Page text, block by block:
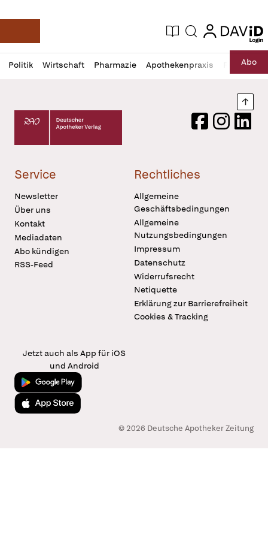
Deutsche Apotheker Zeitung
Aktuelle Ausgabe
Suche login
login
Politik Wirtschaft Pharmazie Apothekenpraxis RechtAbo
Profil
öffnen
Daz
Pur
Deutscher Apotheker Verlag Logo
FacebookInstagram
Service
Newsletter
Über uns
Kontakt
Mediadaten
Abo kündigen
RSS-Feed
Rechtliches
Allgemeine
Geschäftsbedingungen
Allgemeine
Nutzungsbedingungen
Impressum
Datenschutz
Widerrufsrecht
Netiquette
Erklärung zur Barrierefreiheit
Cookies & Tracking
Jetzt auch als App für iOS
und Android
Jetzt bei Google Play
Laden im App Store
© 2026 Deutsche Apotheker Zeitung